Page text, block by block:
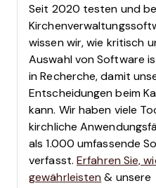
Seit 2020 testen und
wissen wir, wie kritisch
Auswahl von Software
in Recherche, damit
Entscheidungen beim
kann. Wir haben viele
kirchliche
als 1.000 umfassende
verfasst. Erfahren Sie,
gewährleisten & unsere